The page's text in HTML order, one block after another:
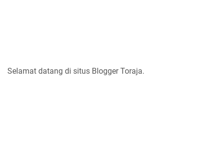
Selamat datang di situs Blogger Toraja.